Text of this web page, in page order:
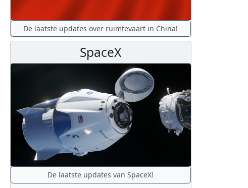
De laatste updates over ruimtevaart in China!
SpaceX
De laatste updates van SpaceX!